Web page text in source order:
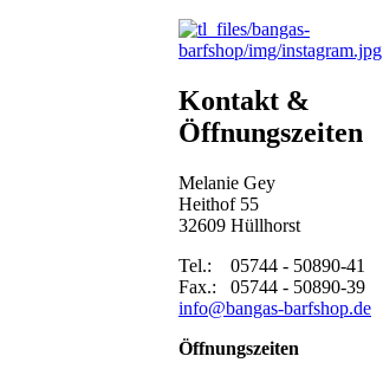
Kontakt &
Öffnungszeiten
Melanie Gey
Heithof 55
32609 Hüllhorst
Tel.: 05744 - 50890-41
Fax.: 05744 - 50890-39
info@bangas-barfshop.de
Öffnungszeiten